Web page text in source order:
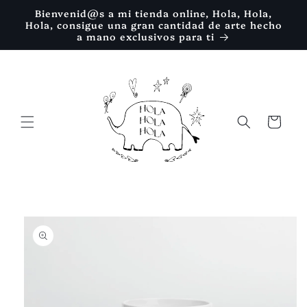
directamente
al contenido
Bienvenid@s a mi tienda online, Hola, Hola,
Hola, consigue una gran cantidad de arte hecho
a mano exclusivos para ti
Carrito
directamente
información